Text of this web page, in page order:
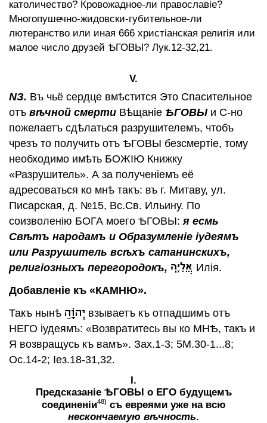
католичество? Кровожадное-ли православiе?
Многопушечно-жидовски-губительное-ли
лютеранство или иная 666 христiанская религiя или
малое число друзей ѢГОВЫ? Лук.12-32,21.
V.
NЗ. Въ чьё сердце вмѣстится Это Спасительное
отъ вѣчной смерти Вѣщанiе ѢГОВЫи С-но
пожелаетъ сдѣлаться разрушителемъ, чтобъ
чрезъ то получить отъ ѢГОВЫ безсмертiе, тому
необходимо имѣть БОЖIЮ Книжку
«Разрушитель». А за полученiемъ её
адресоваться ко мнѣ такъ: въ г. Митаву, ул.
Писарская, д. №15, Вс.Св. Ильину. По
соизволенiю БОГА моего ѢГОВЫ:я есмь
Свѣтъ народамъ и Образумленiе iудеямъ
или Разрушитель всѣхъ сатанинскихъ,
религiозныхъ перегородокъ,
Илiя.
Добавленiе къ «КАМНЮ».
Такъ нынѣ
взываетъ къ отпадшимъ отъ
НЕГО iудеямъ: «Возвратитесь вы ко МНѢ, такъ и
Я возвращусь къ вамъ». Зах.1-3; 5М.30-1...8;
Ос.14-2; Iез.18-31,32.
I.
Предсказанiе ѢГОВЫ о ЕГО будущемъ
соединенiи48) съ евреями уже на всю
нескончаемую вѣчность.